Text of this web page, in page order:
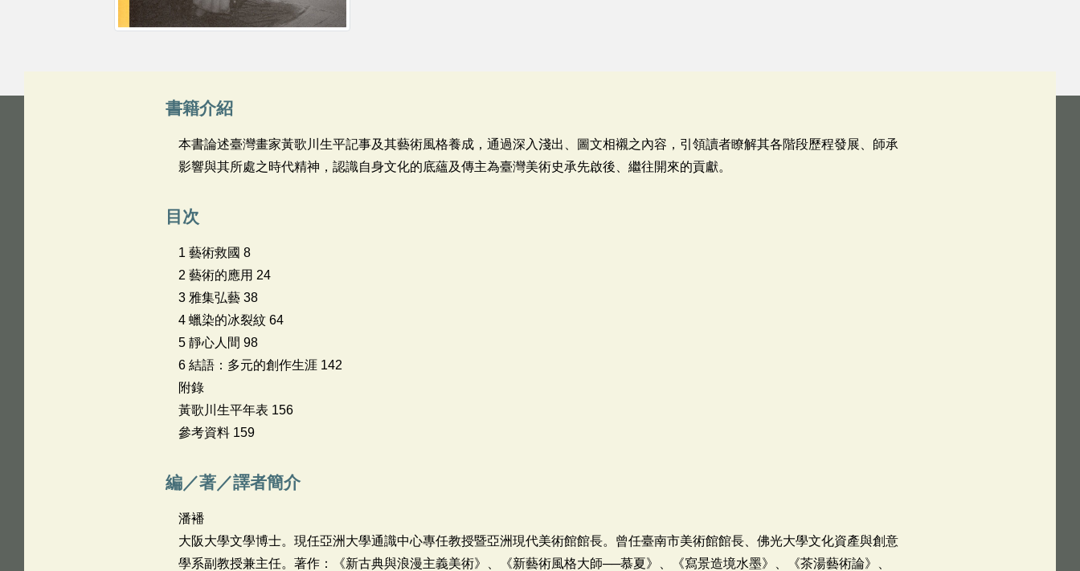
書籍介紹
本書論述臺灣畫家黃歌川生平記事及其藝術風格養成，通過深入淺出、圖文相襯之內容，引領讀者瞭解其各階段歷程發展、師承
影響與其所處之時代精神，認識自身文化的底蘊及傳主為臺灣美術史承先啟後、繼往開來的貢獻。
目次
1 藝術救國 8
2 藝術的應用 24
3 雅集弘藝 38
4 蠟染的冰裂紋 64
5 靜心人間 98
6 結語：多元的創作生涯 142
附錄
黃歌川生平年表 156
參考資料 159
編／著／譯者簡介
潘襎
大阪大學文學博士。現任亞洲大學通識中心專任教授暨亞洲現代美術館館長。曾任臺南市美術館館長、佛光大學文化資產與創意
學系副教授兼主任。著作：《新古典與浪漫主義美術》、《新藝術風格大師──慕夏》、《寫景造境水墨》、《茶湯藝術論》、